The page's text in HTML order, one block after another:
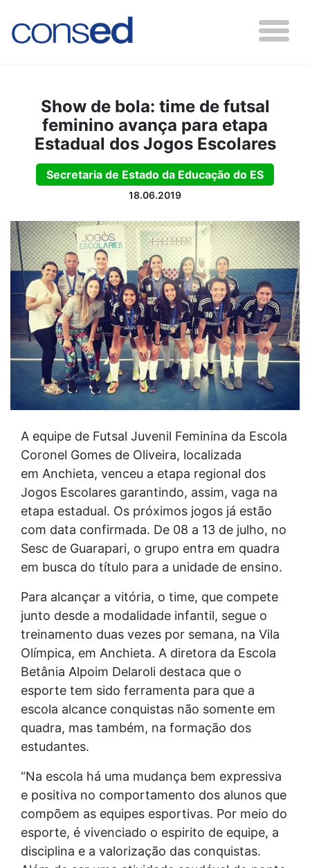
Show de bola: time de futsal
feminino avança para etapa
Estadual dos Jogos Escolares
Secretaria de Estado da Educação do ES
18.06.2019
A equipe de Futsal Juvenil Feminina da Escola
Coronel Gomes de Oliveira, localizada
em Anchieta, venceu a etapa regional dos
Jogos Escolares garantindo, assim, vaga na
etapa estadual. Os próximos jogos já estão
com data confirmada. De 08 a 13 de julho, no
Sesc de Guarapari, o grupo entra em quadra
em busca do título para a unidade de ensino.
Para alcançar a vitória, o time, que compete
junto desde a modalidade infantil, segue o
treinamento duas vezes por semana, na Vila
Olímpica, em Anchieta. A diretora da Escola
Betânia Alpoim Delaroli destaca que o
esporte tem sido ferramenta para que a
escola alcance conquistas não somente em
quadra, mas também, na formação dos
estudantes.
“Na escola há uma mudança bem expressiva
e positiva no comportamento dos alunos que
compõem as equipes esportivas. Por meio do
esporte, é vivenciado o espirito de equipe, a
disciplina e a valorização das conquistas.